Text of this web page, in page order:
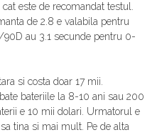
este de recomandat testul.
de 2.8 e valabila pentru
au 3.1 secunde pentru 0-
si costa doar 17 mii.
bateriile la 8-10 ani sau 200
e 10 mii dolari. Urmatorul e
tina si mai mult. Pe de alta